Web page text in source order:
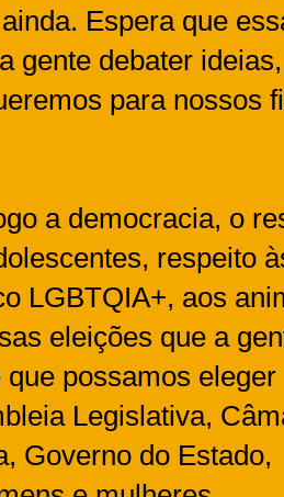
Espera que
gente debater ideias,
para nossos
a democracia, o
respeito
LGBTQIA+, aos
eleições que a
possamos eleger
Legislativa,
Governo do Estado,